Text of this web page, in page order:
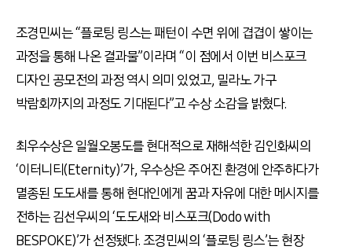
조경민씨는 “플로팅 링스는 패턴이 수면 위에 겹겹이 쌓이는
과정을 통해 나온 결과물”이라며 “이 점에서 이번 비스포크
디자인 공모전의 과정 역시 의미 있었고, 밀라노 가구
박람회까지의 과정도 기대된다”고 수상 소감을 밝혔다.
최우수상은 일월오봉도를 현대적으로 재해석한 김인화씨의
‘이터니티(Eternity)’가, 우수상은 주어진 환경에 안주하다가
멸종된 도도새를 통해 현대인에게 꿈과 자유에 대한 메시지를
전하는 김선우씨의 ‘도도새와 비스포크(Dodo with
BESPOKE)’가 선정됐다. 조경민씨의 ‘플로팅 링스’는 현장